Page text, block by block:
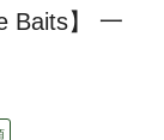
Baits】 一